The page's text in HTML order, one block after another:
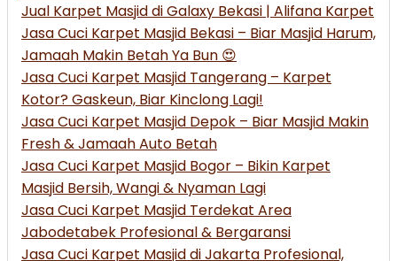
Jual Karpet Masjid di Galaxy Bekasi | Alifana Karpet
Jasa Cuci Karpet Masjid Bekasi – Biar Masjid Harum,
Jamaah Makin Betah Ya Bun 😍
Jasa Cuci Karpet Masjid Tangerang – Karpet
Kotor? Gaskeun, Biar Kinclong Lagi!
Jasa Cuci Karpet Masjid Depok – Biar Masjid Makin
Fresh & Jamaah Auto Betah
Jasa Cuci Karpet Masjid Bogor – Bikin Karpet
Masjid Bersih, Wangi & Nyaman Lagi
Jasa Cuci Karpet Masjid Terdekat Area
Jabodetabek Profesional & Bergaransi
Jasa Cuci Karpet Masjid di Jakarta Profesional,